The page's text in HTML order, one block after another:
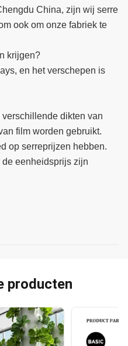
China, zijn wij serre
ook om onze fabriek te
krijgen?
en het verschepen is
dikten van
film worden gebruikt.
op serreprijzen hebben.
de eenheidsprijs zijn
producten